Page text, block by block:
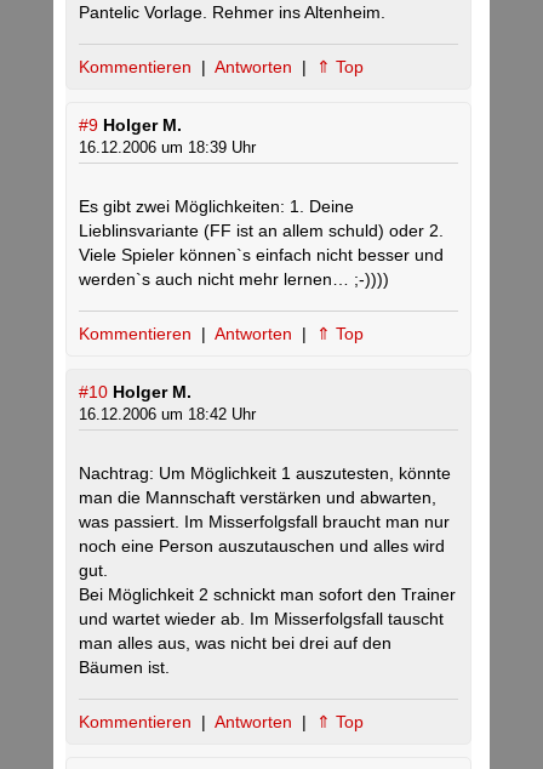
Pantelic Vorlage. Rehmer ins Altenheim.
Kommentieren | Antworten | ⇑ Top
#9 Holger M.
16.12.2006 um 18:39 Uhr
Es gibt zwei Möglichkeiten: 1. Deine
Lieblinsvariante (FF ist an allem schuld) oder 2.
Viele Spieler können`s einfach nicht besser und
werden`s auch nicht mehr lernen… ;-))))
Kommentieren | Antworten | ⇑ Top
#10 Holger M.
16.12.2006 um 18:42 Uhr
Nachtrag: Um Möglichkeit 1 auszutesten, könnte
man die Mannschaft verstärken und abwarten,
was passiert. Im Misserfolgsfall braucht man nur
noch eine Person auszutauschen und alles wird
gut.
Bei Möglichkeit 2 schnickt man sofort den Trainer
und wartet wieder ab. Im Misserfolgsfall tauscht
man alles aus, was nicht bei drei auf den
Bäumen ist.
Kommentieren | Antworten | ⇑ Top